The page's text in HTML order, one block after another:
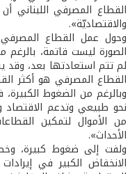
القطاع المصرفي اللبناني
والاقتصاديّة».
وحول عمل القطاع
الصورة ليست قاتمة، بالرغم
لم تتم استعادتها بعد، وقد
القطاع المصرفي هو أكثر
وبالرغم من الضغوط
نحو طبيعي وتدعم الاقتصاد
من الأموال لتمكين
الأحداث».
ولفت إلى ضغوط كبيرة،
الانخفاض الكبير في